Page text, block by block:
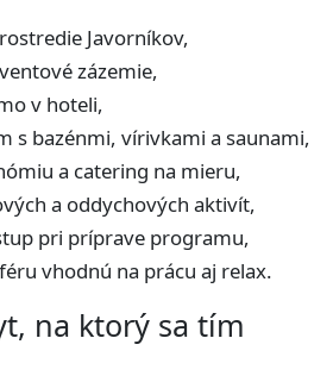
Javorníkov,
zázemie,
v hoteli,
s bazénmi, vírivkami a saunami,
a catering na mieru,
a oddychových aktivít,
pri príprave programu,
vhodnú na prácu aj relax.
na ktorý sa tím